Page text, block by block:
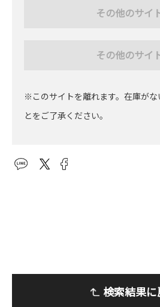
その他のサイ
その他のサイ
※このサイトを離れます。在庫がな
とをご了承ください。
検索結果に